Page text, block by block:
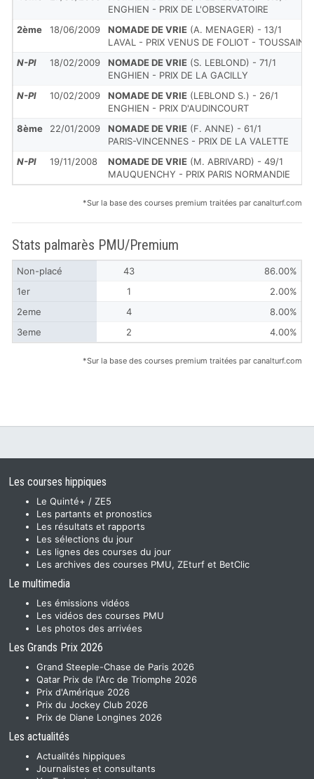
ENGHIEN - PRIX DE L'OBSERVATOIRE
2ème
18/06/2009 NOMADE DE VRIE (A. MENAGER) - 13/1
LAVAL - PRIX VENUS DE FOLIOT - TOUSSAINT
N-Pl
18/02/2009 NOMADE DE VRIE (S. LEBLOND) - 71/1
ENGHIEN - PRIX DE LA GACILLY
N-Pl
10/02/2009 NOMADE DE VRIE (LEBLOND S.) - 26/1
ENGHIEN - PRIX D'AUDINCOURT
8ème
22/01/2009 NOMADE DE VRIE (F. ANNE) - 61/1
PARIS-VINCENNES - PRIX DE LA VALETTE
N-Pl
19/11/2008 NOMADE DE VRIE (M. ABRIVARD) - 49/1
MAUQUENCHY - PRIX PARIS NORMANDIE
*Sur la base des courses premium traitées par canalturf.com
Stats palmarès PMU/Premium
Non-placé 43
86.00%
1er
1
2.00%
2eme
4
8.00%
3eme
2 4.00%
*Sur la base des courses premium traitées par canalturf.com
Les courses hippiques
Le Quinté+ / ZE5
Les partants et pronostics
Les résultats et rapports
Les sélections du jour
Les lignes des courses du jour
Les archives des courses PMU, ZEturf et BetClic
Le multimedia
Les émissions vidéos
Les vidéos des courses PMU
Les photos des arrivées
Les Grands Prix 2026
Grand Steeple-Chase de Paris 2026
Qatar Prix de l'Arc de Triomphe 2026
Prix d'Amérique 2026
Prix du Jockey Club 2026
Prix de Diane Longines 2026
Les actualités
Actualités hippiques
Journalistes et consultants